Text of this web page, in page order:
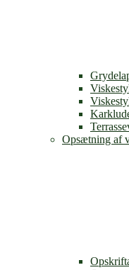
Opsætning af